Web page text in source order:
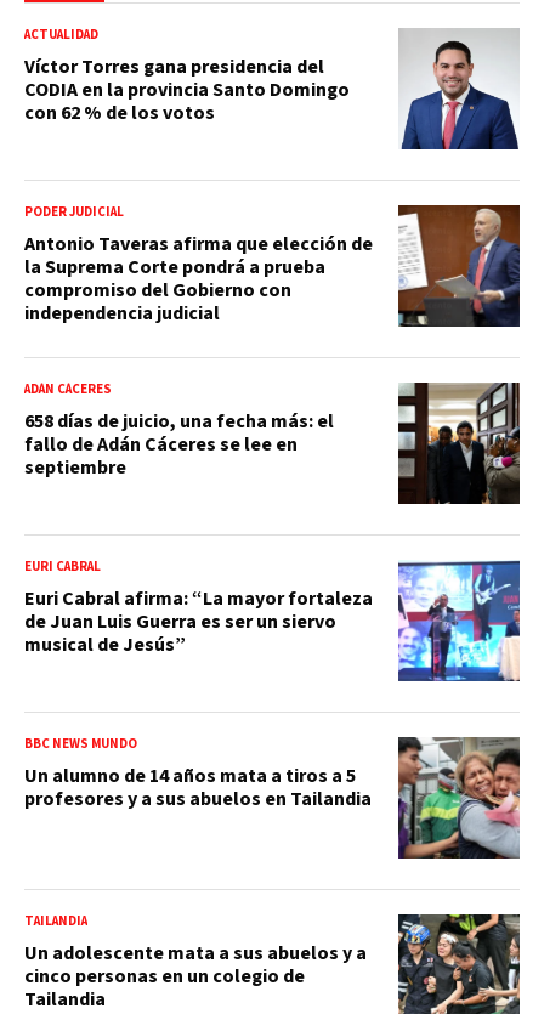
ACTUALIDAD
Víctor Torres gana presidencia del
CODIA en la provincia Santo Domingo
con 62 % de los votos
PODER JUDICIAL
Antonio Taveras afirma que elección de
la Suprema Corte pondrá a prueba
compromiso del Gobierno con
independencia judicial
ADÁN CÁCERES
658 días de juicio, una fecha más: el
fallo de Adán Cáceres se lee en
septiembre
EURI CABRAL
Euri Cabral afirma: “La mayor fortaleza
de Juan Luis Guerra es ser un siervo
musical de Jesús”
BBC NEWS MUNDO
Un alumno de 14 años mata a tiros a 5
profesores y a sus abuelos en Tailandia
TAILANDIA
Un adolescente mata a sus abuelos y a
cinco personas en un colegio de
Tailandia